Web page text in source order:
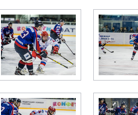
Дивизион Серебряный
Академия СКА
АКМ-Юниор
Амурские Тигры
Крылья Советов